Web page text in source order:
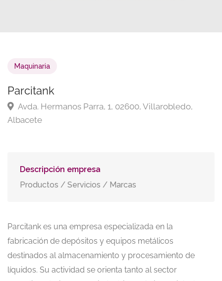
Maquinaria
Parcitank
Avda. Hermanos Parra, 1, 02600, Villarobledo,
Albacete
Descripción empresa
Productos / Servicios / Marcas
Parcitank es una empresa especializada en la
fabricación de depósitos y equipos metálicos
destinados al almacenamiento y procesamiento de
líquidos. Su actividad se orienta tanto al sector